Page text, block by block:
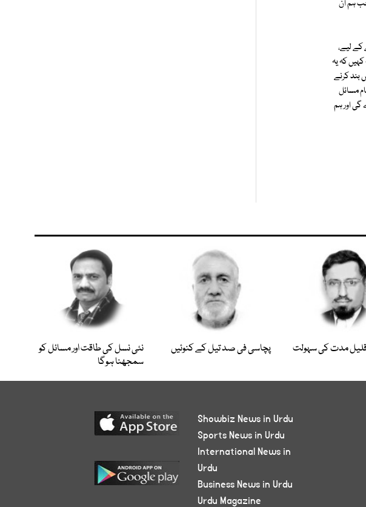
ہم ان
کے لیے،
کہ یہ
بند کرنے
مسائل
ہوگی جس کی آواز 2023ء تک سنائی دے گی اور ہم
مدت کی سہولت پچاسی فی صد تیل کے کنوئیں
نئی نسل کی طاقت اور مسائل کو
سمجھنا ہوگا
Showbiz News in Urdu
Sports News in Urdu
International News in
Urdu
Business News in Urdu
Urdu Magazine